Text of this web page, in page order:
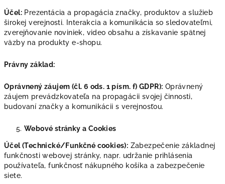
Účel: Prezentácia a propagácia značky, produktov a služieb
širokej verejnosti. Interakcia a komunikácia so sledovateľmi,
zverejňovanie noviniek, video obsahu a získavanie spätnej
väzby na produkty e-shopu.
Právny základ:
Oprávnený záujem (čl. 6 ods. 1 písm. f) GDPR): Oprávnený
záujem prevádzkovateľa na propagácii svojej činnosti,
budovaní značky a komunikácii s verejnosťou.
Webové stránky a Cookies
Účel (Technické/Funkčné cookies): Zabezpečenie základnej
funkčnosti webovej stránky, napr. udržanie prihlásenia
používateľa, funkčnosť nákupného košíka a zabezpečenie
siete.